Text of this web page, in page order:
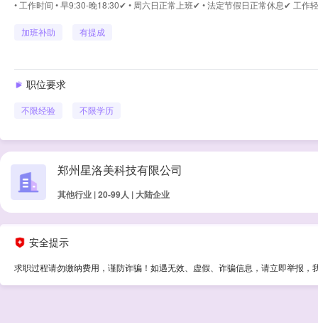
• 工作时间 • 早9:30-晚18:30✔ • 周六日正常上班✔ • 法定节假日正常休息✔ 工作
加班补助 有提成
职位要求
不限经验 不限学历
郑州星洛美科技有限公司
其他行业 | 20-99人 | 大陆企业
安全提示
求职过程请勿缴纳费用，谨防诈骗！如遇无效、虚假、诈骗信息，请立即举报，